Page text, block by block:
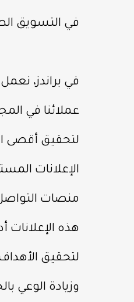
في التسويق
في براندز،
عملائنا في
لتحقيق أقصى
الإعلانات
منصات
هذه الإعلانات
لتحقيق
وزيادة الوعي